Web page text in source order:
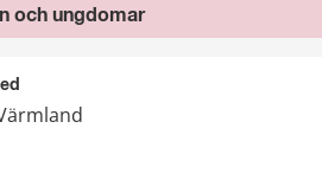
och ungdomar